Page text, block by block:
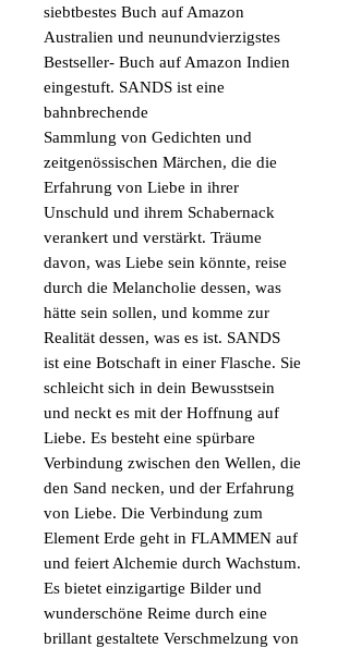
siebtbestes Buch auf Amazon
Australien und neunundvierzigstes
Bestseller- Buch auf Amazon Indien
eingestuft. SANDS ist eine
bahnbrechende
Sammlung von Gedichten und
zeitgenössischen Märchen, die die
Erfahrung von Liebe in ihrer
Unschuld und ihrem Schabernack
verankert und verstärkt. Träume
davon, was Liebe sein könnte, reise
durch die Melancholie dessen, was
hätte sein sollen, und komme zur
Realität dessen, was es ist. SANDS
ist eine Botschaft in einer Flasche. Sie
schleicht sich in dein Bewusstsein
und neckt es mit der Hoffnung auf
Liebe. Es besteht eine spürbare
Verbindung zwischen den Wellen, die
den Sand necken, und der Erfahrung
von Liebe. Die Verbindung zum
Element Erde geht in FLAMMEN auf
und feiert Alchemie durch Wachstum.
Es bietet einzigartige Bilder und
wunderschöne Reime durch eine
brillant gestaltete Verschmelzung von